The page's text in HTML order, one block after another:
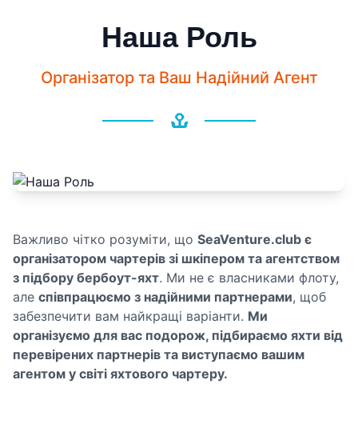
Наша Роль
Організатор та Ваш Надійний Агент
Важливо чітко розуміти, що SeaVenture.club є
організатором чартерів зі шкіпером та агентством
з підбору бербоут-яхт. Ми не є власниками флоту,
але співпрацюємо з надійними партнерами, щоб
забезпечити вам найкращі варіанти. Ми
організуємо для вас подорож, підбираємо яхти від
перевірених партнерів та виступаємо вашим
агентом у світі яхтового чартеру.